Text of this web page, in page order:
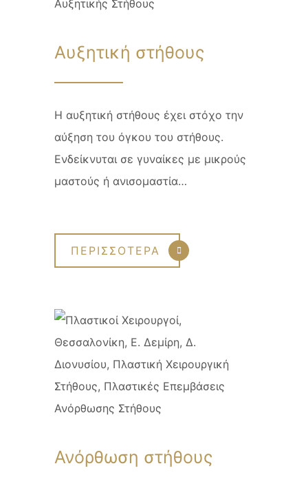
Αυξητική στήθους
Η αυξητική στήθους έχει στόχο την
αύξηση του όγκου του στήθους.
Ενδείκνυται σε γυναίκες με μικρούς
μαστούς ή ανισομαστία…
ΠΕΡΙΣΣΟΤΕΡΑ
Ανόρθωση στήθους